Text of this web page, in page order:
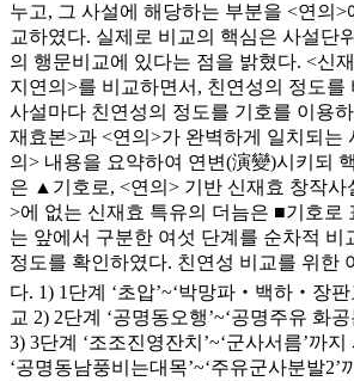
누고, 그 사설에 해당하는 부분을 <연의
교하였다. 실제로 비교의 핵심은 사설단
의 행문비교에 있다는 점을 밝혔다. <신
지연의>를 비교하면서, 친연성의 정도를
사설마다 친연성의 정도를 기호를 이용
재효본>과 <연의>가 완벽하게 일치되는
의> 내용을 요약하여 연변(演變)시키되
은 ▲기호로, <연의> 기반 신재효 창작
>에 없는 신재효 특유의 더늠은 ■기호로
는 앞에서 구분한 여섯 단계를 순차적 비
정도를 확인하였다. 친연성 비교를 위한
다. 1) 1단계 ‘초압’~‘박망파‧백하‧장판
교 2) 2단계 ‘공명동오행’~‘공명주유 화
3) 3단계 ‘조조진영잔치’~‘군사서름’까지
‘공명동남풍비는대목’~‘주유군사분발2’